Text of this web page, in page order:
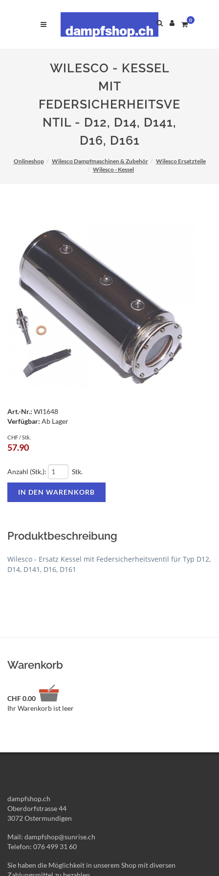
0
WILESCO - KESSEL
MIT
FEDERSICHERHEITSVE
NTIL - D12, D14, D141,
D16, D161
Onlineshop Wilesco Dampfmaschinen & Zubehör
Wilesco Ersatzteile
Wilesco - Kessel
Art.-Nr.: WI1648
Verfügbar: Ab Lager
CHF / Stk.
57.90
Anzahl (Stk.): Stk.
Produktbeschreibung
Wilesco - Ersatz Kessel mit Federsicherheitsventil für Typ D12,
D14, D141, D16, D161
Warenkorb
CHF0.00
Ihr Warenkorb ist leer
dampfshop.ch
Oberdorfstrasse 44
3072 Ostermundigen
Mail: dampfshop@sunrise.ch
Telefon: 076 499 31 60
Sie haben die Möglichkeit in unserem Shop mit diversen